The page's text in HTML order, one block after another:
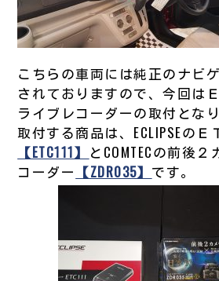
こちらの車両には純正のナビ
されておりますので、今回は
ライブレコーダーの取付となり
取付する商品は、ECLIPSEのＥ
【ETC111】 とCOMTECの前後
コーダー 【ZDR035】 です。